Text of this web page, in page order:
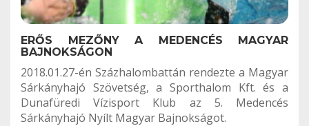
ERŐS MEZŐNY A MEDENCÉS MAGYAR
BAJNOKSÁGON
2018.01.27-én Százhalombattán rendezte a Magyar
Sárkányhajó Szövetség, a Sporthalom Kft. és a
Dunafüredi Vízisport Klub az 5. Medencés
Sárkányhajó Nyílt Magyar Bajnokságot.